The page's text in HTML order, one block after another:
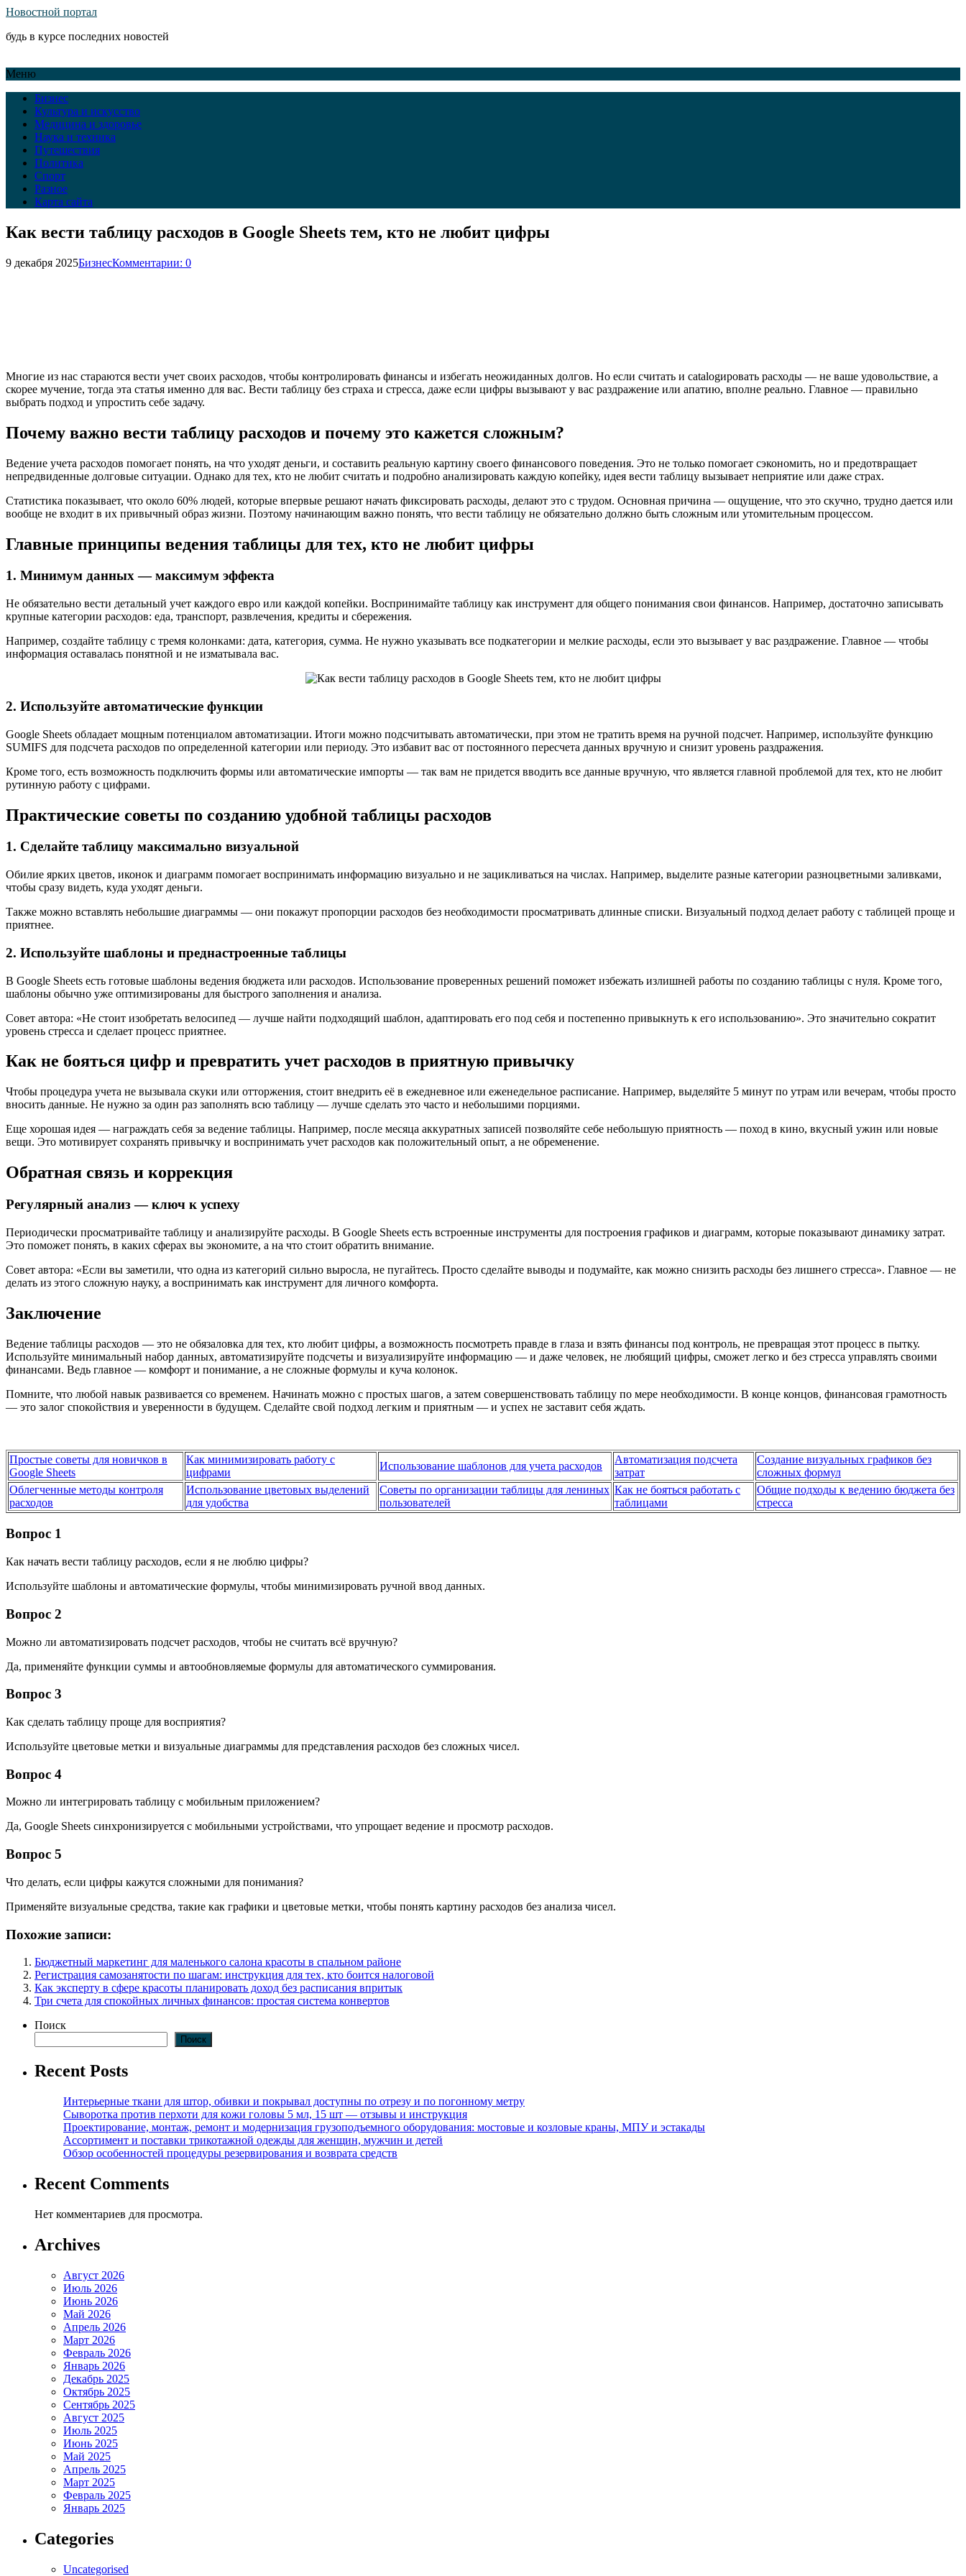
Новостной портал
будь в курсе последних новостей
Меню
Бизнес
Культура и искусство
Медицина и здоровье
Наука и техника
Путешествия
Политика
Спорт
Разное
Карта сайта
Как вести таблицу расходов в Google Sheets тем, кто не любит цифры
9 декабря 2025БизнесКомментарии: 0
Многие из нас стараются вести учет своих расходов, чтобы контролировать финансы и избегать неожиданных долгов. Но если считать и catalogировать расходы — не ваше удовольствие, а
скорее мучение, тогда эта статья именно для вас. Вести таблицу без страха и стресса, даже если цифры вызывают у вас раздражение или апатию, вполне реально. Главное — правильно
выбрать подход и упростить себе задачу.
Почему важно вести таблицу расходов и почему это кажется сложным?
Ведение учета расходов помогает понять, на что уходят деньги, и составить реальную картину своего финансового поведения. Это не только помогает сэкономить, но и предотвращает
непредвиденные долговые ситуации. Однако для тех, кто не любит считать и подробно анализировать каждую копейку, идея вести таблицу вызывает неприятие или даже страх.
Статистика показывает, что около 60% людей, которые впервые решают начать фиксировать расходы, делают это с трудом. Основная причина — ощущение, что это скучно, трудно дается или
вообще не входит в их привычный образ жизни. Поэтому начинающим важно понять, что вести таблицу не обязательно должно быть сложным или утомительным процессом.
Главные принципы ведения таблицы для тех, кто не любит цифры
1. Минимум данных — максимум эффекта
Не обязательно вести детальный учет каждого евро или каждой копейки. Воспринимайте таблицу как инструмент для общего понимания свои финансов. Например, достаточно записывать
крупные категории расходов: еда, транспорт, развлечения, кредиты и сбережения.
Например, создайте таблицу с тремя колонками: дата, категория, сумма. Не нужно указывать все подкатегории и мелкие расходы, если это вызывает у вас раздражение. Главное — чтобы
информация оставалась понятной и не изматывала вас.
2. Используйте автоматические функции
Google Sheets обладает мощным потенциалом автоматизации. Итоги можно подсчитывать автоматически, при этом не тратить время на ручной подсчет. Например, используйте функцию
SUMIFS для подсчета расходов по определенной категории или периоду. Это избавит вас от постоянного пересчета данных вручную и снизит уровень раздражения.
Кроме того, есть возможность подключить формы или автоматические импорты — так вам не придется вводить все данные вручную, что является главной проблемой для тех, кто не любит
рутинную работу с цифрами.
Практические советы по созданию удобной таблицы расходов
1. Сделайте таблицу максимально визуальной
Обилие ярких цветов, иконок и диаграмм помогает воспринимать информацию визуально и не зацикливаться на числах. Например, выделите разные категории разноцветными заливками,
чтобы сразу видеть, куда уходят деньги.
Также можно вставлять небольшие диаграммы — они покажут пропорции расходов без необходимости просматривать длинные списки. Визуальный подход делает работу с таблицей проще и
приятнее.
2. Используйте шаблоны и преднастроенные таблицы
В Google Sheets есть готовые шаблоны ведения бюджета или расходов. Использование проверенных решений поможет избежать излишней работы по созданию таблицы с нуля. Кроме того,
шаблоны обычно уже оптимизированы для быстрого заполнения и анализа.
Совет автора: «Не стоит изобретать велосипед — лучше найти подходящий шаблон, адаптировать его под себя и постепенно привыкнуть к его использованию». Это значительно сократит
уровень стресса и сделает процесс приятнее.
Как не бояться цифр и превратить учет расходов в приятную привычку
Чтобы процедура учета не вызывала скуки или отторжения, стоит внедрить её в ежедневное или еженедельное расписание. Например, выделяйте 5 минут по утрам или вечерам, чтобы просто
вносить данные. Не нужно за один раз заполнять всю таблицу — лучше сделать это часто и небольшими порциями.
Еще хорошая идея — награждать себя за ведение таблицы. Например, после месяца аккуратных записей позволяйте себе небольшую приятность — поход в кино, вкусный ужин или новые
вещи. Это мотивирует сохранять привычку и воспринимать учет расходов как положительный опыт, а не обременение.
Обратная связь и коррекция
Регулярный анализ — ключ к успеху
Периодически просматривайте таблицу и анализируйте расходы. В Google Sheets есть встроенные инструменты для построения графиков и диаграмм, которые показывают динамику затрат.
Это поможет понять, в каких сферах вы экономите, а на что стоит обратить внимание.
Совет автора: «Если вы заметили, что одна из категорий сильно выросла, не пугайтесь. Просто сделайте выводы и подумайте, как можно снизить расходы без лишнего стресса». Главное — не
делать из этого сложную науку, а воспринимать как инструмент для личного комфорта.
Заключение
Ведение таблицы расходов — это не обязаловка для тех, кто любит цифры, а возможность посмотреть правде в глаза и взять финансы под контроль, не превращая этот процесс в пытку.
Используйте минимальный набор данных, автоматизируйте подсчеты и визуализируйте информацию — и даже человек, не любящий цифры, сможет легко и без стресса управлять своими
финансами. Ведь главное — комфорт и понимание, а не сложные формулы и куча колонок.
Помните, что любой навык развивается со временем. Начинать можно с простых шагов, а затем совершенствовать таблицу по мере необходимости. В конце концов, финансовая грамотность
— это залог спокойствия и уверенности в будущем. Сделайте свой подход легким и приятным — и успех не заставит себя ждать.
Простые советы для новичков в
Google Sheets
Как минимизировать работу с
цифрами
Использование шаблонов для учета расходов
Автоматизация подсчета
затрат
Создание визуальных графиков без
сложных формул
Облегченные методы контроля
расходов
Использование цветовых выделений
для удобства
Советы по организации таблицы для лениных
пользователей
Как не бояться работать с
таблицами
Общие подходы к ведению бюджета без
стресса
Вопрос 1
Как начать вести таблицу расходов, если я не люблю цифры?
Используйте шаблоны и автоматические формулы, чтобы минимизировать ручной ввод данных.
Вопрос 2
Можно ли автоматизировать подсчет расходов, чтобы не считать всё вручную?
Да, применяйте функции суммы и автообновляемые формулы для автоматического суммирования.
Вопрос 3
Как сделать таблицу проще для восприятия?
Используйте цветовые метки и визуальные диаграммы для представления расходов без сложных чисел.
Вопрос 4
Можно ли интегрировать таблицу с мобильным приложением?
Да, Google Sheets синхронизируется с мобильными устройствами, что упрощает ведение и просмотр расходов.
Вопрос 5
Что делать, если цифры кажутся сложными для понимания?
Применяйте визуальные средства, такие как графики и цветовые метки, чтобы понять картину расходов без анализа чисел.
Похожие записи:
Бюджетный маркетинг для маленького салона красоты в спальном районе
Регистрация самозанятости по шагам: инструкция для тех, кто боится налоговой
Как эксперту в сфере красоты планировать доход без расписания впритык
Три счета для спокойных личных финансов: простая система конвертов
Поиск
Поиск
Recent Posts
Интерьерные ткани для штор, обивки и покрывал доступны по отрезу и по погонному метру
Сыворотка против перхоти для кожи головы 5 мл, 15 шт — отзывы и инструкция
Проектирование, монтаж, ремонт и модернизация грузоподъемного оборудования: мостовые и козловые краны, МПУ и эстакады
Ассортимент и поставки трикотажной одежды для женщин, мужчин и детей
Обзор особенностей процедуры резервирования и возврата средств
Recent Comments
Нет комментариев для просмотра.
Archives
Август 2026
Июль 2026
Июнь 2026
Май 2026
Апрель 2026
Март 2026
Февраль 2026
Январь 2026
Декабрь 2025
Октябрь 2025
Сентябрь 2025
Август 2025
Июль 2025
Июнь 2025
Май 2025
Апрель 2025
Март 2025
Февраль 2025
Январь 2025
Categories
Uncategorised